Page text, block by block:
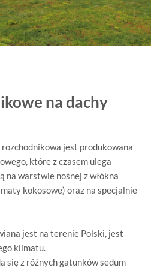
na dachy
jest produkowana
które z czasem ulega
na warstwie nośnej z włókna
kokosowe) oraz na specjalnie
jest na terenie Polski, jest
klimatu.
się z różnych gatunków sedum